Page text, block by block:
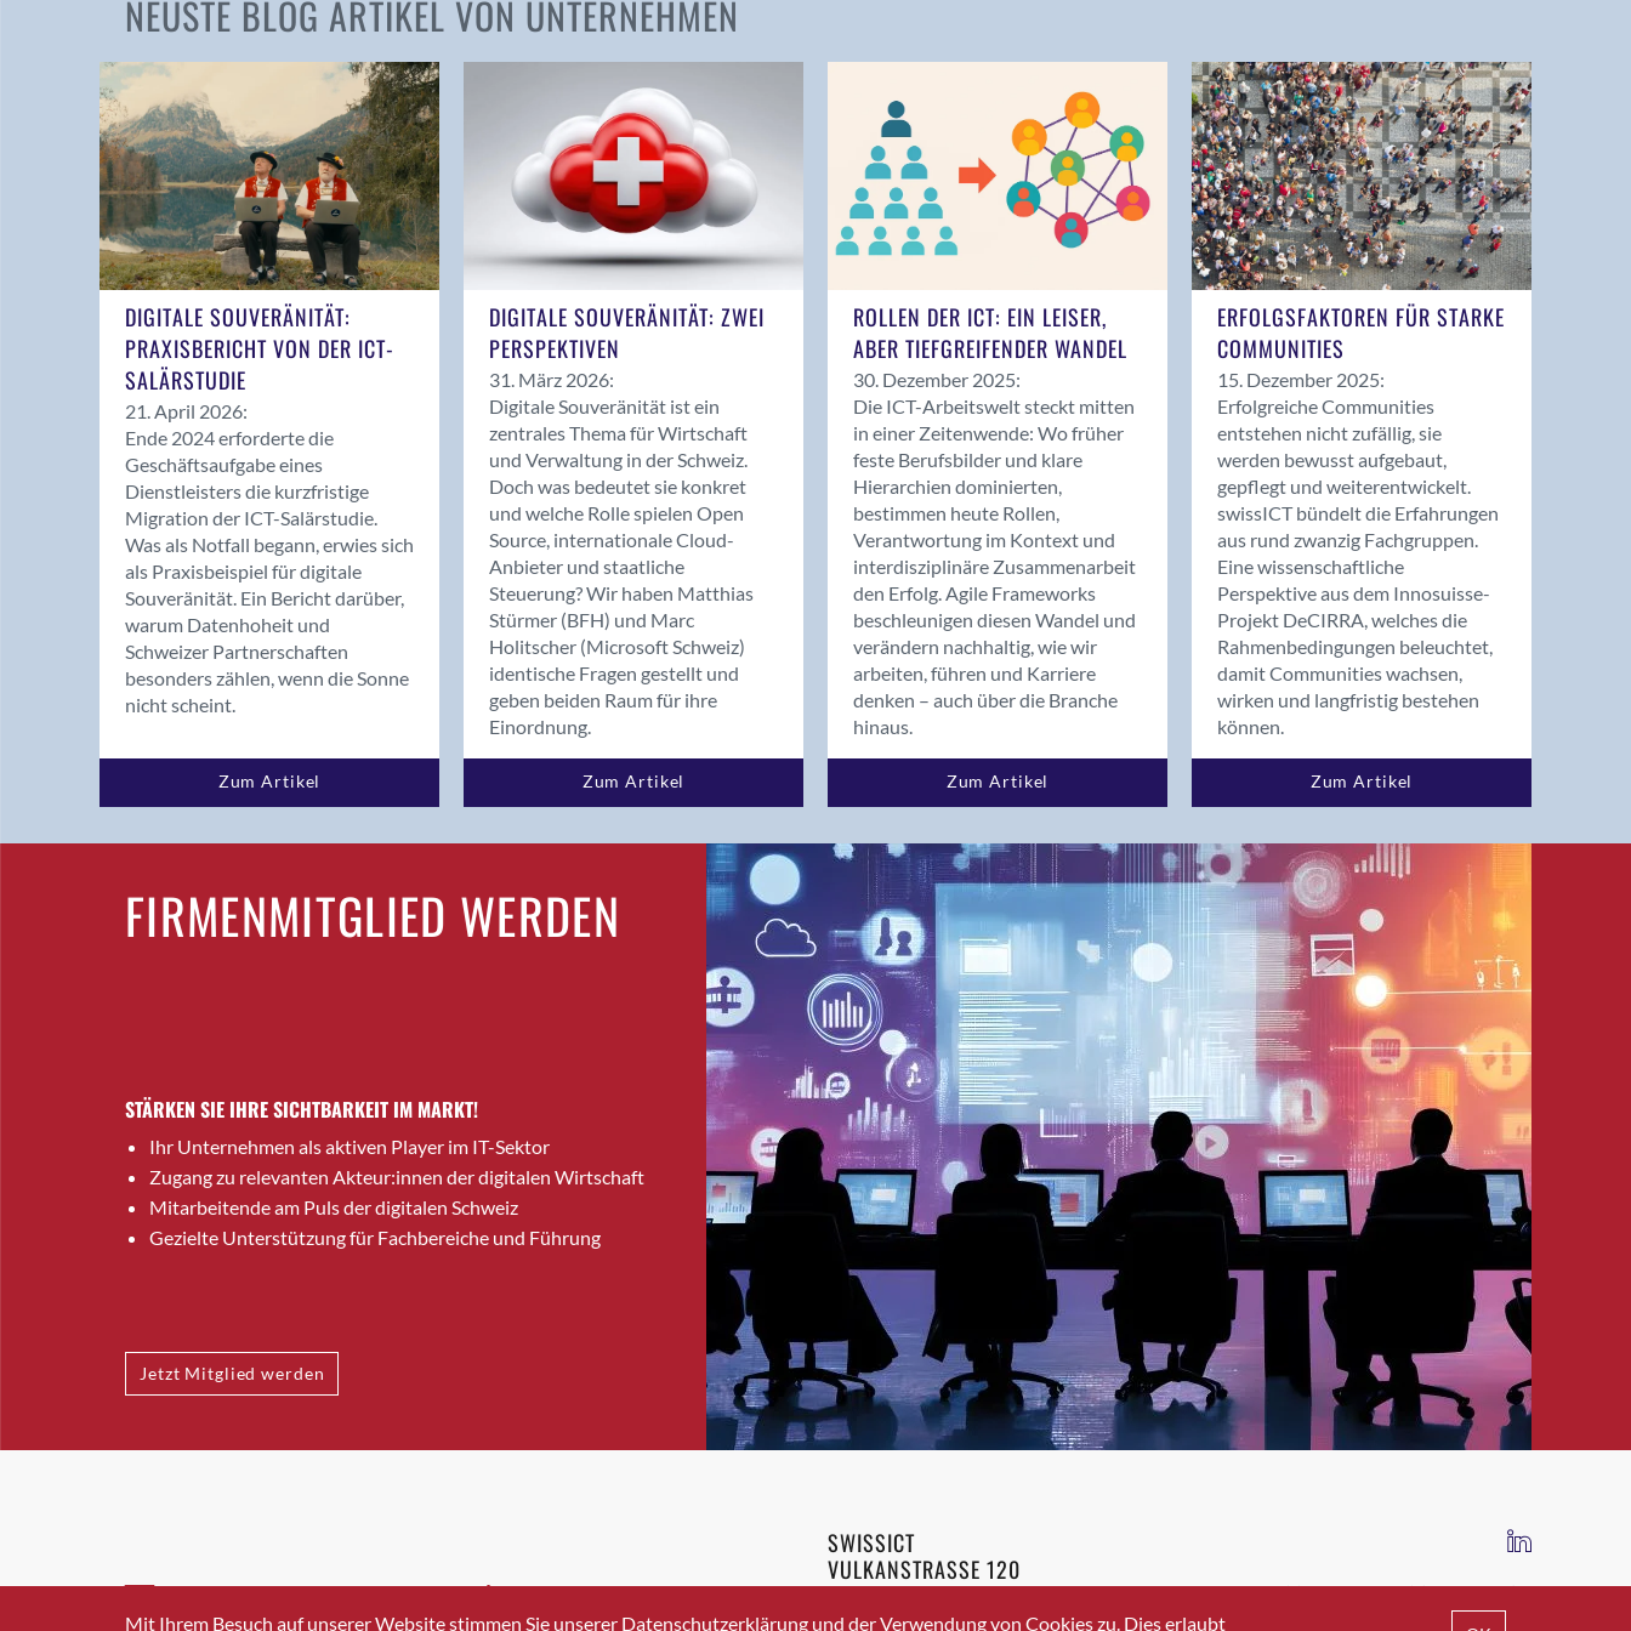
Andelfingen
Balsthal
Balzers
Bassersdorf
Benken (SG)
Bergdietikon
Bern - Liebefeld
Birsfelden
Bolligen
Bonaduz
Bonstetten
Bottighofen
Bremgarten bei Bern
Brig-Glis
Bronschhofen
Brugg
Brugg AG
Burgdorf
Bäretswil
Bülach
Cazis
Crissier
Davos Platz
NEUSTE BLOG ARTIKEL VON UNTERNEHMEN
DIGITALE SOUVERÄNITÄT:
PRAXISBERICHT VON DER ICT-
SALÄRSTUDIE
21. April 2026:
Ende 2024 erforderte die
Geschäftsaufgabe eines
Dienstleisters die kurzfristige
Migration der ICT-Salärstudie.
Was als Notfall begann, erwies sich
als Praxisbeispiel für digitale
Souveränität. Ein Bericht darüber,
warum Datenhoheit und
Schweizer Partnerschaften
besonders zählen, wenn die Sonne
nicht scheint.
Zum Artikel
DIGITALE SOUVERÄNITÄT: ZWEI
PERSPEKTIVEN
31. März 2026:
Digitale Souveränität ist ein
zentrales Thema für Wirtschaft
und Verwaltung in der Schweiz.
Doch was bedeutet sie konkret
und welche Rolle spielen Open
Source, internationale Cloud-
Anbieter und staatliche
Steuerung? Wir haben Matthias
Stürmer (BFH) und Marc
Holitscher (Microsoft Schweiz)
identische Fragen gestellt und
geben beiden Raum für ihre
Einordnung.
Zum Artikel
ROLLEN DER ICT: EIN LEISER,
ABER TIEFGREIFENDER WANDEL
30. Dezember 2025:
Die ICT-Arbeitswelt steckt mitten
in einer Zeitenwende: Wo früher
feste Berufsbilder und klare
Hierarchien dominierten,
bestimmen heute Rollen,
Verantwortung im Kontext und
interdisziplinäre Zusammenarbeit
den Erfolg. Agile Frameworks
beschleunigen diesen Wandel und
verändern nachhaltig, wie wir
arbeiten, führen und Karriere
denken – auch über die Branche
hinaus.
Zum Artikel
ERFOLGSFAKTOREN FÜR STARKE
COMMUNITIES
15. Dezember 2025:
Erfolgreiche Communities
entstehen nicht zufällig, sie
werden bewusst aufgebaut,
gepflegt und weiterentwickelt.
swissICT bündelt die Erfahrungen
aus rund zwanzig Fachgruppen.
Eine wissenschaftliche
Perspektive aus dem Innosuisse-
Projekt DeCIRRA, welches die
Rahmenbedingungen beleuchtet,
damit Communities wachsen,
wirken und langfristig bestehen
können.
Zum Artikel
FIRMENMITGLIED WERDEN
STÄRKEN SIE IHRE SICHTBARKEIT IM MARKT!
Ihr Unternehmen als aktiven Player im IT-Sektor
Zugang zu relevanten Akteur:innen der digitalen Wirtschaft
Mitarbeitende am Puls der digitalen Schweiz
Gezielte Unterstützung für Fachbereiche und Führung
Jetzt Mitglied werden
INFO@SWISSICT.CH +41 43 336 40 20
SWISSICT
VULKANSTRASSE 120
8048 ZURICH
IMPRESSUM DATENSCHUTZ AGB
Mit Ihrem Besuch auf unserer Website stimmen Sie unserer Datenschutzerklärung und der Verwendung von Cookies zu. Dies erlaubt